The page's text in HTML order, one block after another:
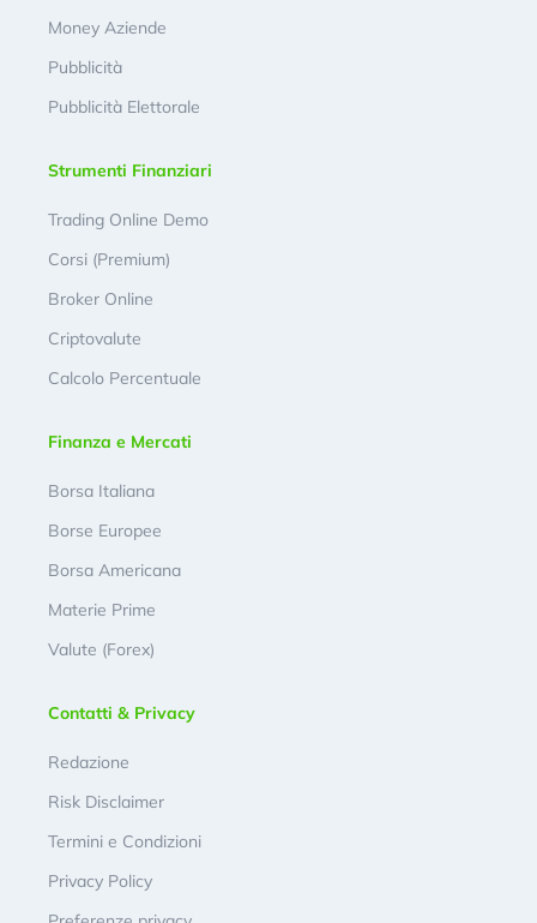
Money Aziende
Pubblicità
Pubblicità Elettorale
Strumenti Finanziari
Trading Online Demo
Corsi (Premium)
Broker Online
Criptovalute
Calcolo Percentuale
Finanza e Mercati
Borsa Italiana
Borse Europee
Borsa Americana
Materie Prime
Valute (Forex)
Contatti & Privacy
Redazione
Risk Disclaimer
Termini e Condizioni
Privacy Policy